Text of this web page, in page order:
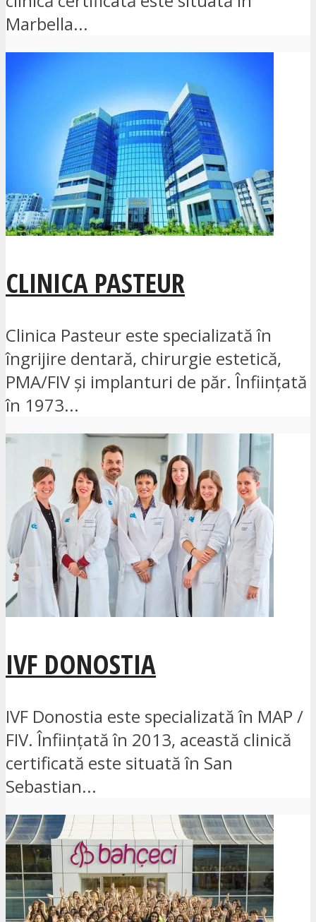
Marbella...
CLINICA PASTEUR
Clinica Pasteur este specializată în
îngrijire dentară, chirurgie estetică,
PMA/FIV și implanturi de păr. Înființată
în 1973...
IVF DONOSTIA
IVF Donostia este specializată în MAP /
FIV. Înființată în 2013, această clinică
certificată este situată în San
Sebastian...